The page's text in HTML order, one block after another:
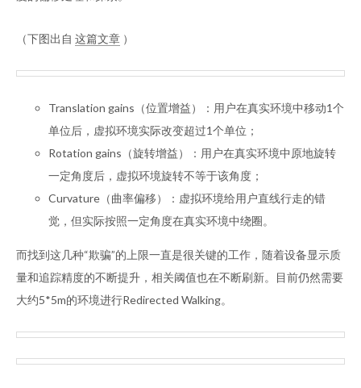
（下图出自 这篇文章 ）
Translation gains（位置增益）：用户在真实环境中移动1个
单位后，虚拟环境实际改变超过1个单位；
Rotation gains（旋转增益）：用户在真实环境中原地旋转
一定角度后，虚拟环境旋转不等于该角度；
Curvature（曲率偏移）：虚拟环境给用户直线行走的错
觉，但实际按照一定角度在真实环境中绕圈。
而找到这几种“欺骗”的上限一直是很关键的工作，随着设备显示质
量和追踪精度的不断提升，相关阈值也在不断刷新。目前仍然需要
大约5*5m的环境进行Redirected Walking。